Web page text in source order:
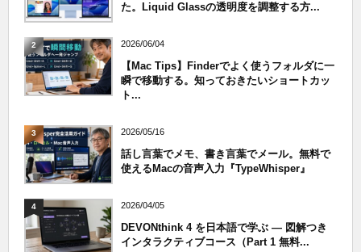
た。Liquid Glassの透明度を調整する方...
2 2026/06/04
【Mac Tips】Finderでよく使うフォルダに一
瞬で移動する。知っておきたいショートカッ
ト...
3 2026/05/16
話し言葉でメモ、書き言葉でメール。無料で
使えるMacの音声入力『TypeWhisper』
4 2026/04/05
DEVONthink 4 を日本語で学ぶ — 図解つき
インタラクティブコース（Part 1 無料...